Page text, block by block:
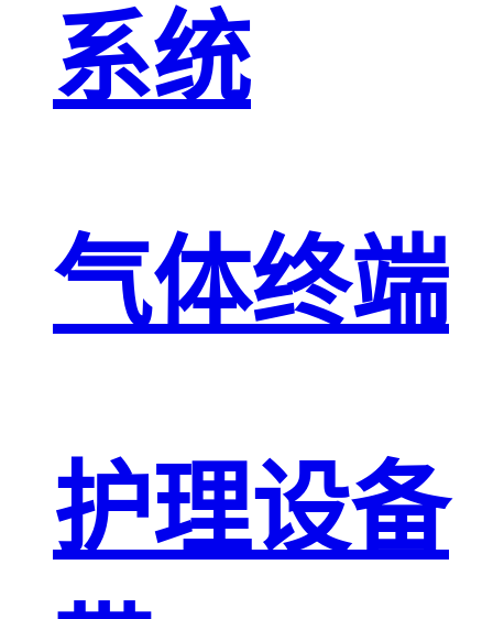
系统
气体终端
护理设备